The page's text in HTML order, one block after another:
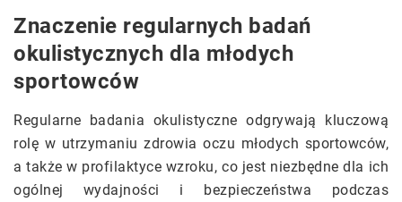
Znaczenie regularnych badań
okulistycznych dla młodych
sportowców
Regularne badania okulistyczne odgrywają kluczową
rolę w utrzymaniu zdrowia oczu młodych sportowców,
a także w profilaktyce wzroku, co jest niezbędne dla ich
ogólnej wydajności i bezpieczeństwa podczas